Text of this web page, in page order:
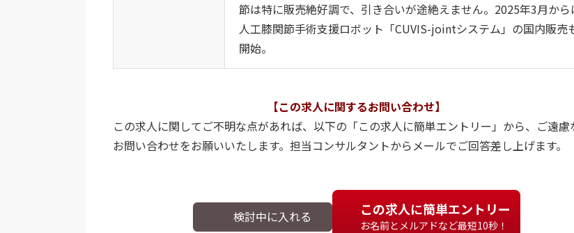
節は特に販売絶好調で、引き合いが途絶えません。2025年3月から
人工膝関節手術支援ロボット「CUVIS-jointシステム」の国内販売
開始。
【この求人に関するお問い合わせ】
この求人に関してご不明な点があれば、以下の「この求人に簡単エントリー」から、ご遠慮
お問い合わせをお願いいたします。担当コンサルタントからメールでご回答差し上げます。
この求人に簡単エントリー
お名前とメルアドなど最短10秒！